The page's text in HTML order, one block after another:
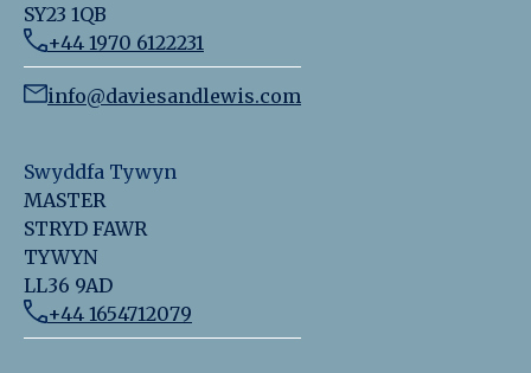
SY23 1QB
+44 1970 6122231
info@daviesandlewis.com
Swyddfa Tywyn
MASTER
STRYD FAWR
TYWYN
LL36 9AD
+44 1654712079